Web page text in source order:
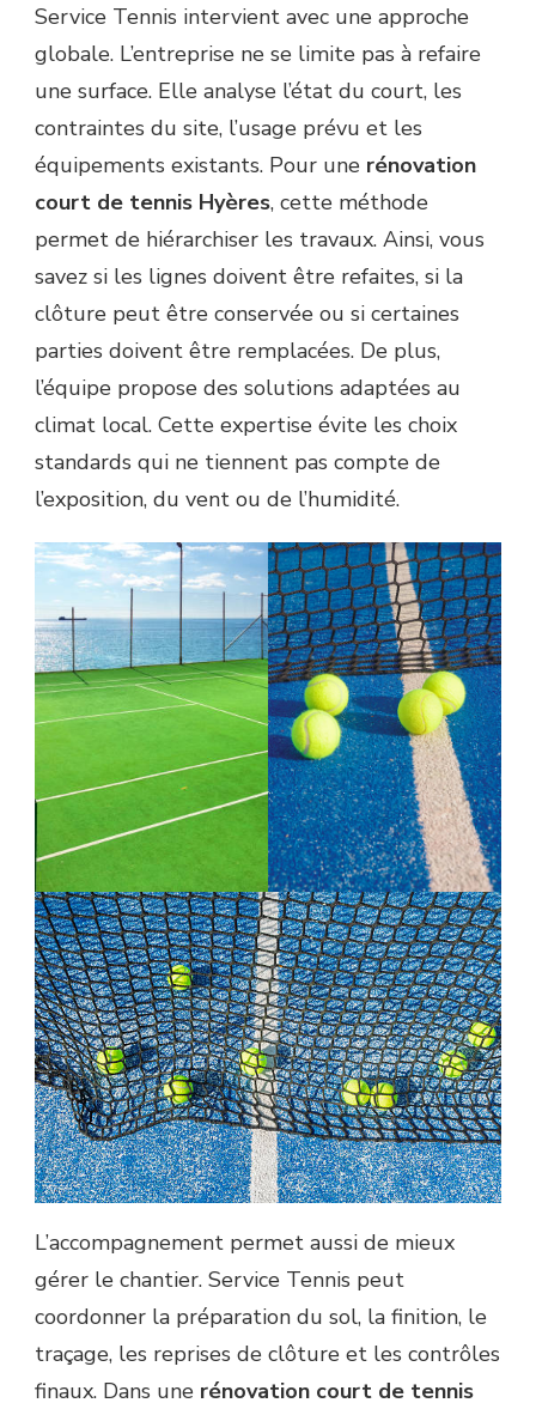
Service Tennis intervient avec une approche
globale. L’entreprise ne se limite pas à refaire
une surface. Elle analyse l’état du court, les
contraintes du site, l’usage prévu et les
équipements existants. Pour une rénovation
court de tennis Hyères, cette méthode
permet de hiérarchiser les travaux. Ainsi, vous
savez si les lignes doivent être refaites, si la
clôture peut être conservée ou si certaines
parties doivent être remplacées. De plus,
l’équipe propose des solutions adaptées au
climat local. Cette expertise évite les choix
standards qui ne tiennent pas compte de
l’exposition, du vent ou de l’humidité.
L’accompagnement permet aussi de mieux
gérer le chantier. Service Tennis peut
coordonner la préparation du sol, la finition, le
traçage, les reprises de clôture et les contrôles
finaux. Dans une rénovation court de tennis